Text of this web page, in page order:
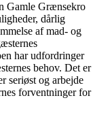
Gamle Grænsekro
dårlig
af mad- og
har udfordringer
behov. Det er
seriøst og arbejde
forventninger for